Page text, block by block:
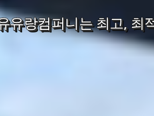
AI 새로운 시대, 변화
스마트시대에 맞는 고객